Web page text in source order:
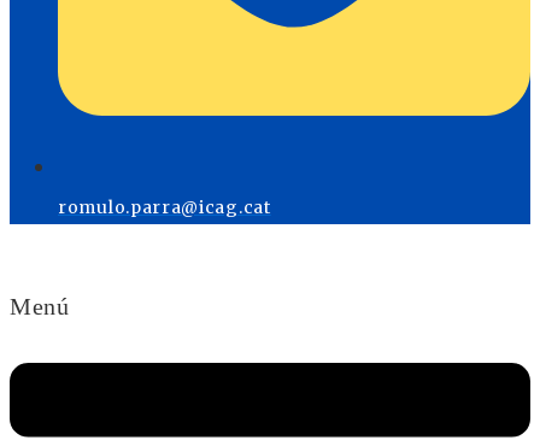
romulo.parra@icag.cat
Menú